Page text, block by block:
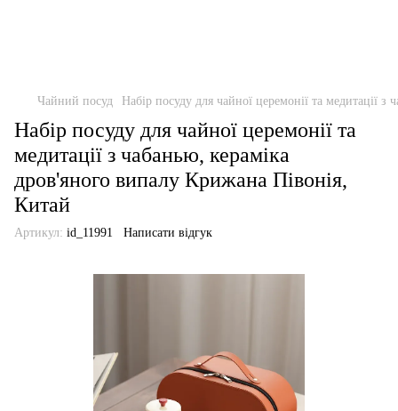
Чайний посуд Набір посуду для чайної церемонії та медитації
Набір посуду для чайної церемонії та
медитації з чабанью, кераміка
дров'яного випалу Крижана Півонія,
Китай
Артикул: id_11991 Написати відгук